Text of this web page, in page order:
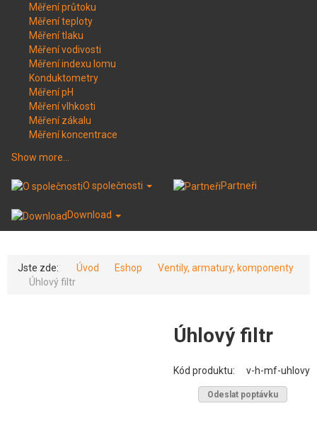
Měření průtoku
Měření teploty
Měření tlaku
Měření vodivosti
Měření indexu lomu
Konduktometry
Měření pH
Měření vlhkosti
Měření zákalu
Měření koncentrace
Show more...
O společnosti Partneři
Download
Jste zde: Úvod Eshop
Ventily, armatury, komponenty
Úhlový filtr
Úhlový filtr
Kód produktu: v-h-mf-uhlovy
Odeslat poptávku